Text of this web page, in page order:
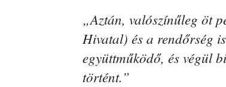
„Aztán, valószínűleg öt
Hivatal) és a rendőrség
együttműködő, és végül
történt.”